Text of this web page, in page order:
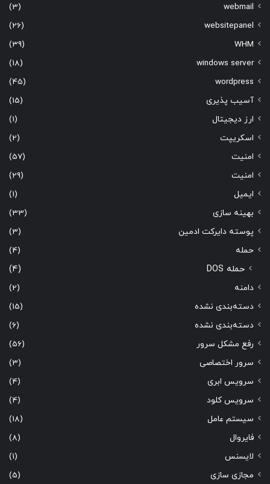
webmail
(3)
websitepanel
(26)
WHM
(39)
windows server
(18)
wordpress
(45)
آسیب پذیری
(15)
ارز دیجیتال
(1)
اسکریپت
(2)
امنیت
(57)
امنیت
(29)
ایمیل
(1)
بهینه سازی
(33)
پوسته دایرکت ادمین
(3)
حمله
(4)
حمله DOS (4)
دامنه
(2)
دسته‌بندی نشده
(15)
دسته‌بندی نشده
(6)
رفع مشکل سرور
(56)
سرور اختصاصی
(3)
سرویس ابری
(4)
سرویس کلود
(4)
سیستم عامل
(18)
فایروال
(8)
لایسنس
(1)
مجازی سازی
(5)